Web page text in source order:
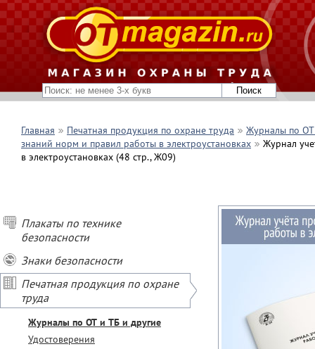
Главная Печатная продукция по охране труда
Журналы по
знаний норм и правил работы в электроустановках
Журнал
в электроустановках (48 стр., Ж09)
Плакаты по технике
безопасности
Знаки безопасности
Печатная продукция по охране
труда
Журналы по ОТ и ТБ и другие
Удостоверения